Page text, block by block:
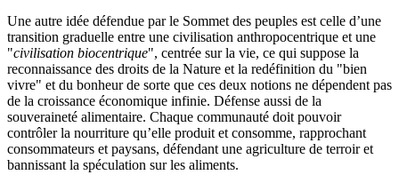
Une autre idée défendue par le Sommet des peuples est celle d’une
transition graduelle entre une civilisation anthropocentrique et une
"civilisation biocentrique", centrée sur la vie, ce qui suppose la
reconnaissance des droits de la Nature et la redéfinition du "bien
vivre" et du bonheur de sorte que ces deux notions ne dépendent pas
de la croissance économique infinie. Défense aussi de la
souveraineté alimentaire. Chaque communauté doit pouvoir
contrôler la nourriture qu’elle produit et consomme, rapprochant
consommateurs et paysans, défendant une agriculture de terroir et
bannissant la spéculation sur les aliments.